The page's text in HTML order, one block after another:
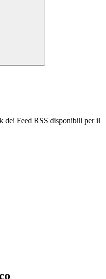
dei Feed RSS disponibili per il